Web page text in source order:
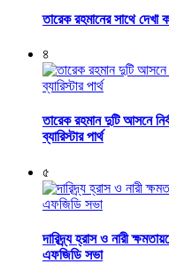
তারেক রহমানের সাথে দেখা
৪
তারেক রহমান দুটি আসনে
ব্যারিস্টার পার্থ
৫
দারিদ্র্য হ্রাস ও নারী
এফজিডি সভা